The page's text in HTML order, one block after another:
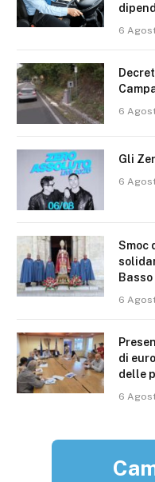
6
6
Gli
6
Smoc
6
di
delle
6